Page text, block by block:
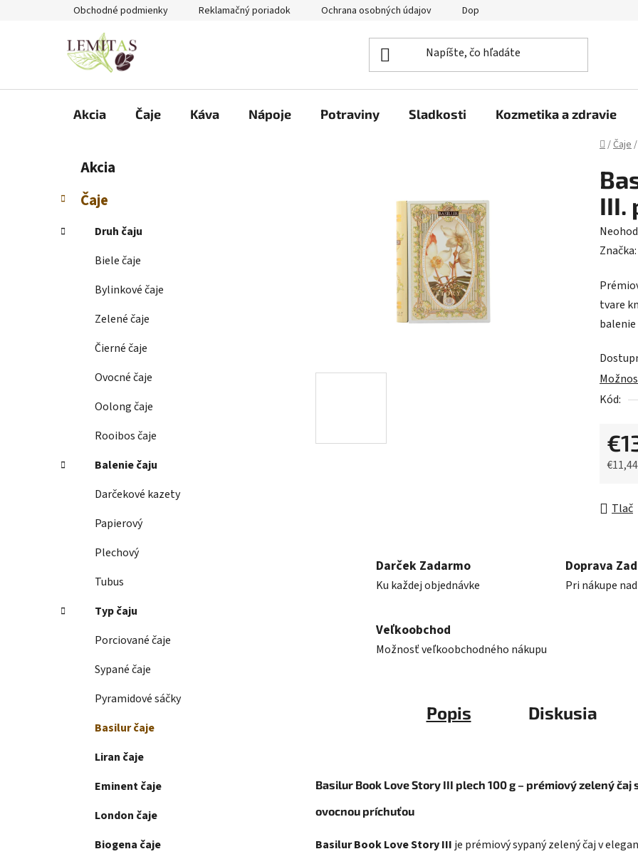
Obchodné podmienky Reklamačný poriadok Ochrana osobných údajov Doprava a platba
Akcia Čaje Káva Nápoje Potraviny Sladkosti Kozmetika a zdravie
Domov
/Čaje/
č
ý
Preskočiť
kategórie
t
e
ó
Akcia
Čaje
Druh čaju
Biele čaje
Bylinkové čaje
Zelené čaje
Čierné čaje
Ovocné čaje
Oolong čaje
Rooibos čaje
Balenie čaju
Darčekové kazety
Papierový
Plechový
Tubus
Typ čaju
Porciované čaje
Sypané čaje
Pyramidové sáčky
Basilur čaje
Liran čaje
Eminent čaje
London čaje
Biogena čaje
III.
je
0,0
z
Značka:
tvare
balenie
Kód:
Tlač
Darček Zadarmo
Ku každej objednávke
Doprava
Pri nákupe
Veľkoobchod
Možnosť veľkoobchodného nákupu
Popis Diskusia
Basilur Book Love Story III plech 100 g – prémiový zelený čaj
ovocnou príchuťou
Basilur Book Love Story III je prémiový sypaný zelený čaj v